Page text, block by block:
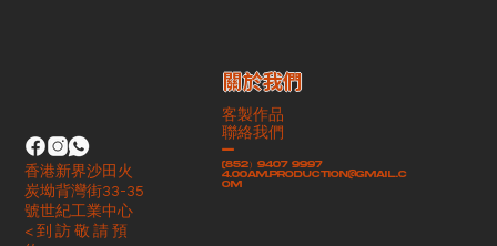
客製作品
聯絡我們
-
(852）9407 9997
4.00am.production@gmail.c
om
​關於我們
香港新界沙田火
炭坳背灣街33-35
號世紀工業中心
< 到 訪 敬 請 預